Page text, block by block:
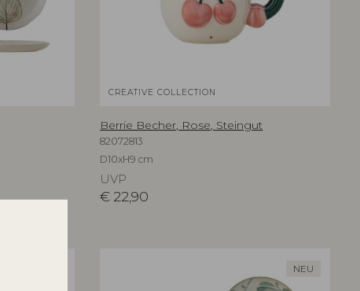
CREATIVE COLLECTION
Berrie Becher, Rose, Steingut
82072813
D10xH9 cm
UVP
€ 22,90
NEU